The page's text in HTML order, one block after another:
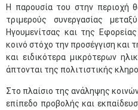
Η παρουσία του στην περιοχή
τριμερούς συνεργασίας
Ηγουμενίτσας και της
κοινό στόχο την προσέγγιση και
και ειδικότερα μικρότερων
άπτονται της πολιτιστικής
Στο πλαίσιο της ανάληψης
επίπεδο προβολής και